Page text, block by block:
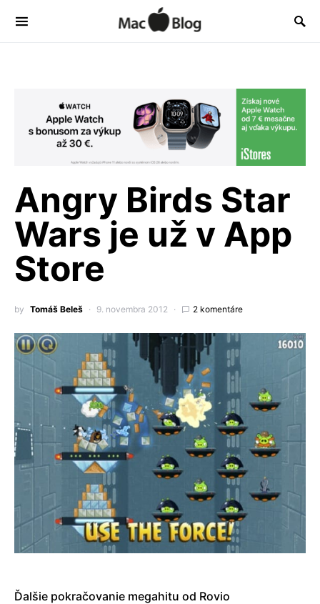
Angry Birds Star
Wars je už v App
Store
by Tomáš Beleš 9. novembra 2012 2 komentáre
Ďalšie pokračovanie megahitu od Rovio